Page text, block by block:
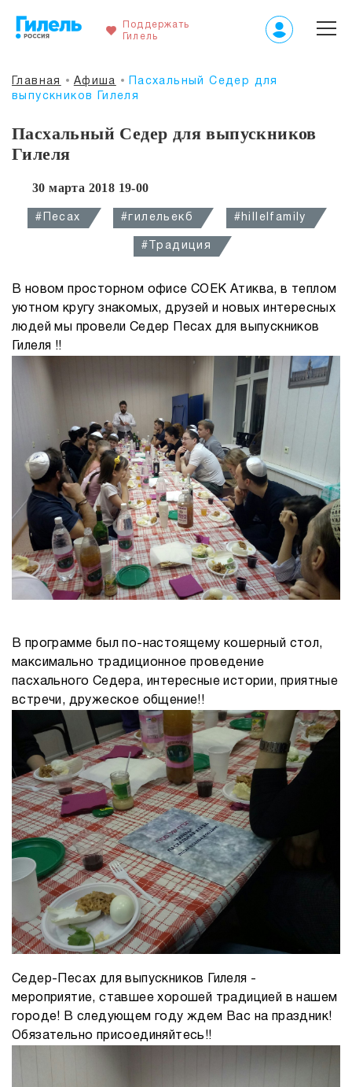
Поддержать
Гилель
Главная Афиша
Пасхальный Седер для
выпускников Гилеля
Пасхальный Седер для выпускников
Гилеля
30 марта 2018 19-00
#Песах #гилельекб #hillelfamily
#Традиция
В новом просторном офисе СОЕК Атиква, в теплом
уютном кругу знакомых, друзей и новых интересных
людей мы провели Седер Песах для выпускников
Гилеля !!
В программе был по-настоящему кошерный стол,
максимально традиционное проведение
пасхального Седера, интересные истории, приятные
встречи, дружеское общение!!
Седер-Песах для выпускников Гилеля -
мероприятие, ставшее хорошей традицией в нашем
городе! В следующем году ждем Вас на праздник!
Обязательно присоединяйтесь!!